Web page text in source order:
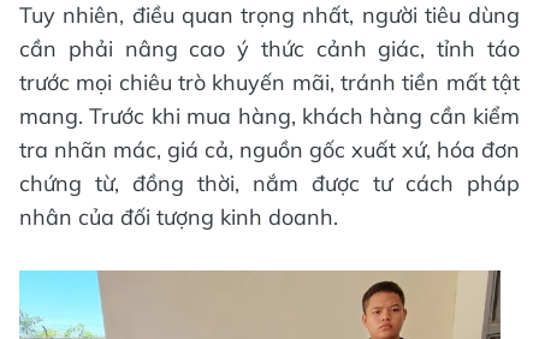
Tuy nhiên, điều quan trọng nhất, người tiêu dùng
cần phải nâng cao ý thức cảnh giác, tỉnh táo
trước mọi chiêu trò khuyến mãi, tránh tiền mất tật
mang. Trước khi mua hàng, khách hàng cần kiểm
tra nhãn mác, giá cả, nguồn gốc xuất xứ, hóa đơn
chứng từ, đồng thời, nắm được tư cách pháp
nhân của đối tượng kinh doanh.